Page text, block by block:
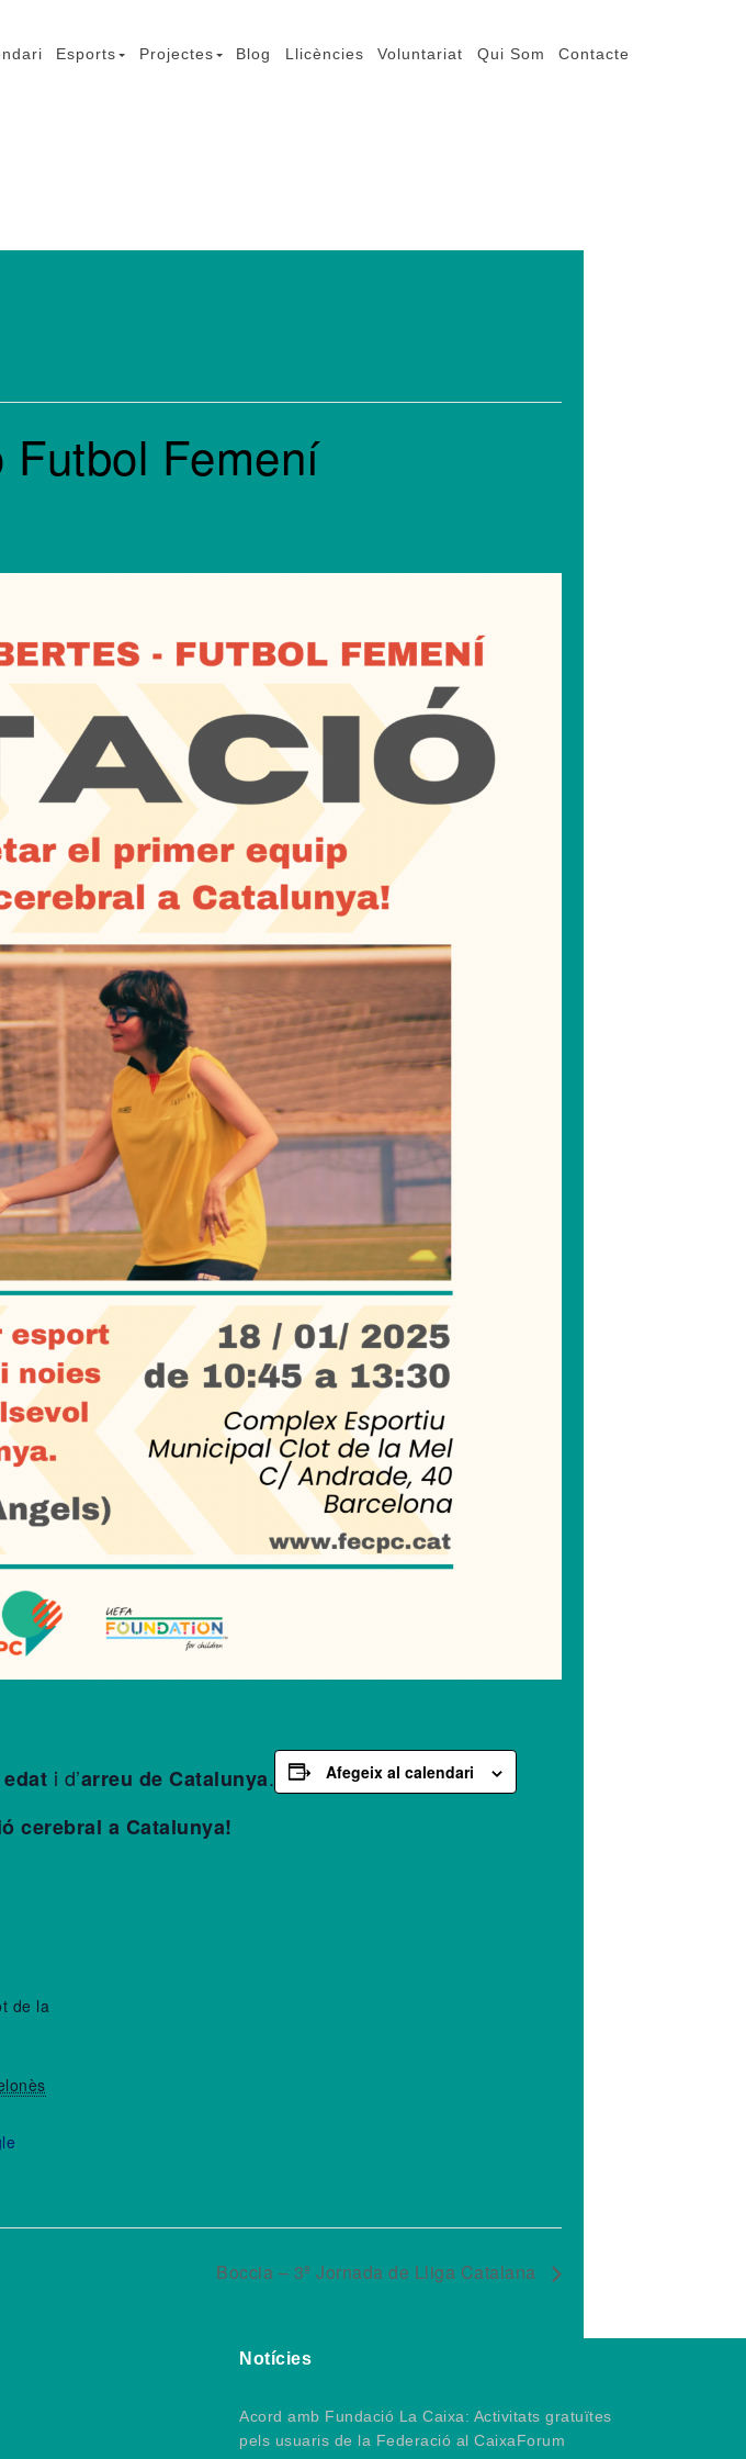
Esports Projectes Blog Llicències Voluntariat Qui Som Contacte
Futbol Femení
i d’arreu de Catalunya.
cerebral a Catalunya!
Afegeix al calendari
de la
Boccia – 3ª Jornada de Lliga Catalana
Notícies
Acord amb Fundació La Caixa: Activitats gratuïtes
pels usuaris de la Federació al CaixaForum